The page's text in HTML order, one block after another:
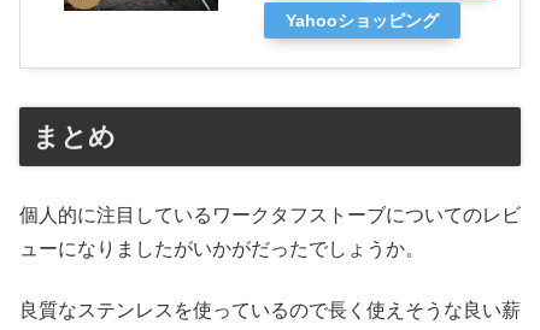
Yahooショッピング
まとめ
個人的に注目しているワークタフストーブについてのレビ
ューになりましたがいかがだったでしょうか。
良質なステンレスを使っているので長く使えそうな良い薪